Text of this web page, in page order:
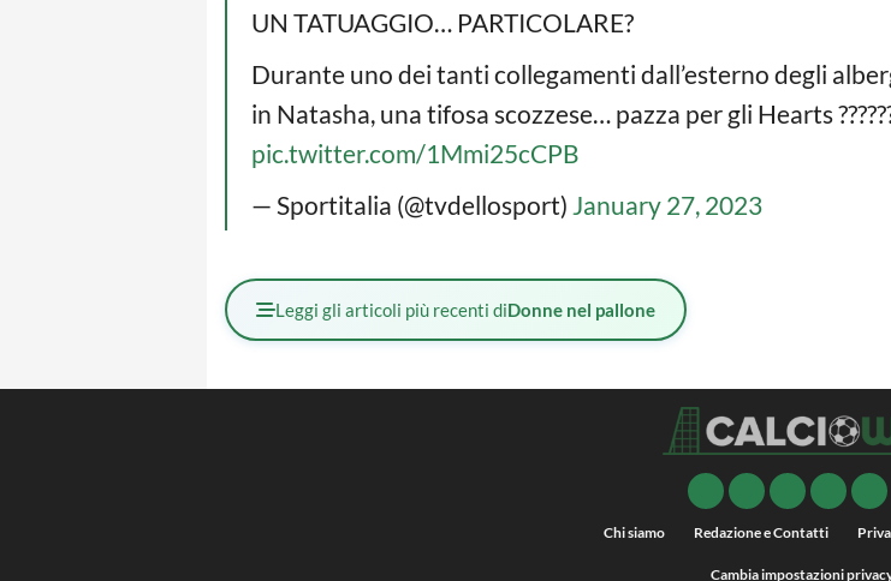
UN TATUAGGIO… PARTICOLARE?
Durante uno dei tanti collegamenti dall’esterno degli
in Natasha, una tifosa scozzese… pazza per gli Hearts
pic.twitter.com/1Mmi25cCPB
— Sportitalia (@tvdellosport) January 27, 2023
Leggi gli articoli più recenti diDonne nel pallone
Chi siamo Redazione e Contatti
Cambia impostazioni